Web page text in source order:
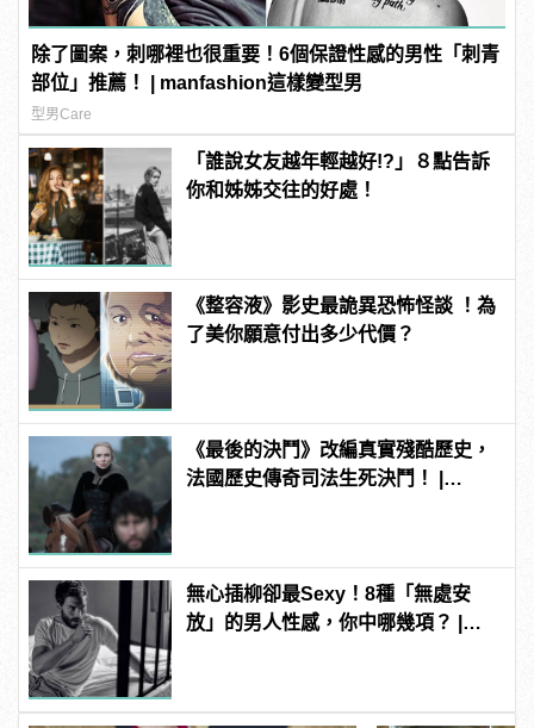
除了圖案，刺哪裡也很重要！6個保證性感的男性「刺青
部位」推薦！ | manfashion這樣變型男
型男Care
「誰說女友越年輕越好!?」８點告訴
你和姊姊交往的好處！
《整容液》影史最詭異恐怖怪談 ！為
了美你願意付出多少代價？
《最後的決鬥》改編真實殘酷歷史，
法國歷史傳奇司法生死決鬥！ |
無心插柳卻最Sexy！8種「無處安
放」的男人性感，你中哪幾項？ |